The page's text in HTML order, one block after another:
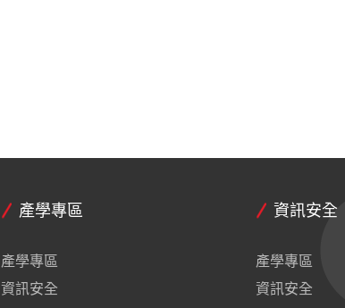
產學專區
產學專區
資訊安全
資訊安全
產學專區
資訊安全